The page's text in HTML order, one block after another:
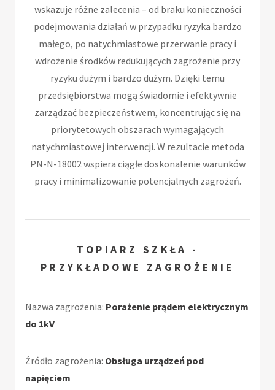
wskazuje różne zalecenia – od braku konieczności
podejmowania działań w przypadku ryzyka bardzo
małego, po natychmiastowe przerwanie pracy i
wdrożenie środków redukujących zagrożenie przy
ryzyku dużym i bardzo dużym. Dzięki temu
przedsiębiorstwa mogą świadomie i efektywnie
zarządzać bezpieczeństwem, koncentrując się na
priorytetowych obszarach wymagających
natychmiastowej interwencji. W rezultacie metoda
PN-N-18002 wspiera ciągłe doskonalenie warunków
pracy i minimalizowanie potencjalnych zagrożeń.
TOPIARZ SZKŁA -
PRZYKŁADOWE ZAGROŻENIE
Nazwa zagrożenia: Porażenie prądem elektrycznym
do 1kV
Źródło zagrożenia: Obsługa urządzeń pod
napięciem